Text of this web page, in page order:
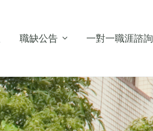
職缺公告 一對一職涯諮詢